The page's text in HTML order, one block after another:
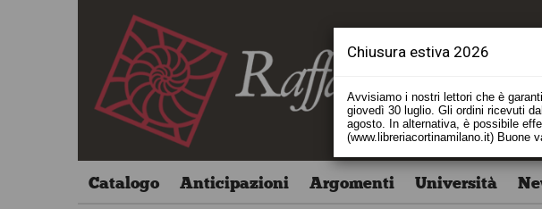
Catalogo Anticipazioni Argomenti Università
Chiusura estiva 2026
Avvisiamo i nostri lettori che è
giovedì 30 luglio. Gli ordini ricevuti
agosto. In alternativa, è possibile
(www.libreriacortinamilano.it) Buone